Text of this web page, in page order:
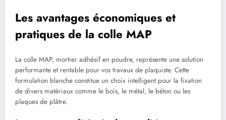
Les avantages économiques et
pratiques de la colle MAP
La colle MAP, mortier adhésif en poudre, représente une solution
performante et rentable pour vos travaux de plaquiste. Cette
formulation blanche constitue un choix intelligent pour la fixation
de divers matériaux comme le bois, le métal, le béton ou les
plaques de plâtre.